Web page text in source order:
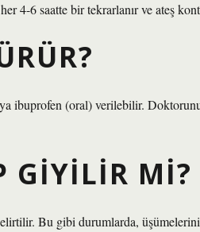
4-6 saatte bir tekrarlanır ve ateş
ibuprofen (oral) verilebilir.
GIYILIR MI?
Bu gibi durumlarda,